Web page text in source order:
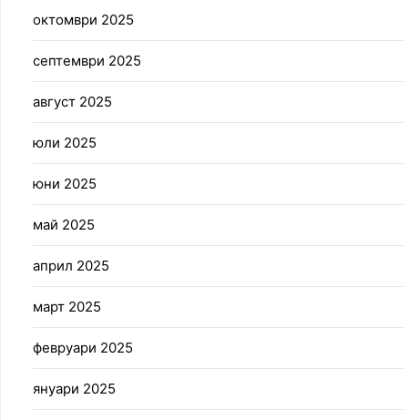
октомври 2025
септември 2025
август 2025
юли 2025
юни 2025
май 2025
април 2025
март 2025
февруари 2025
януари 2025